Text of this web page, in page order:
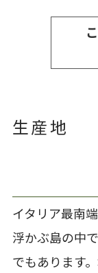
生産地
イタリア最南
浮かぶ島の中
でもあります